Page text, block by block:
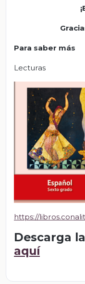
Para saber más
Lecturas
https://
Descarga
aquí